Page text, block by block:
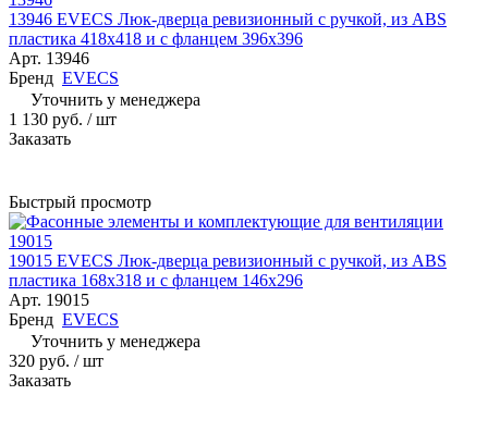
13946 EVECS Люк-дверца ревизионный с ручкой, из ABS
пластика 418х418 и с фланцем 396х396
Арт. 13946
Бренд EVECS
Уточнить у менеджера
1 130 руб. / шт
Заказать
Быстрый просмотр
19015 EVECS Люк-дверца ревизионный с ручкой, из ABS
пластика 168х318 и с фланцем 146х296
Арт. 19015
Бренд EVECS
Уточнить у менеджера
320 руб. / шт
Заказать